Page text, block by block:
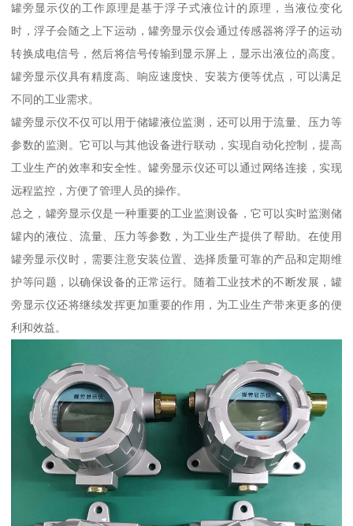
罐旁显示仪的工作原理是基于浮子式液位计的原理，当液位变化
时，浮子会随之上下运动，罐旁显示仪会通过传感器将浮子的运动
转换成电信号，然后将信号传输到显示屏上，显示出液位的高度。
罐旁显示仪具有精度高、响应速度快、安装方便等优点，可以满足
不同的工业需求。
罐旁显示仪不仅可以用于储罐液位监测，还可以用于流量、压力等
参数的监测。它可以与其他设备进行联动，实现自动化控制，提高
工业生产的效率和安全性。罐旁显示仪还可以通过网络连接，实现
远程监控，方便了管理人员的操作。
总之，罐旁显示仪是一种重要的工业监测设备，它可以实时监测储
罐内的液位、流量、压力等参数，为工业生产提供了帮助。在使用
罐旁显示仪时，需要注意安装位置、选择质量可靠的产品和定期维
护等问题，以确保设备的正常运行。随着工业技术的不断发展，罐
旁显示仪还将继续发挥更加重要的作用，为工业生产带来更多的便
利和效益。